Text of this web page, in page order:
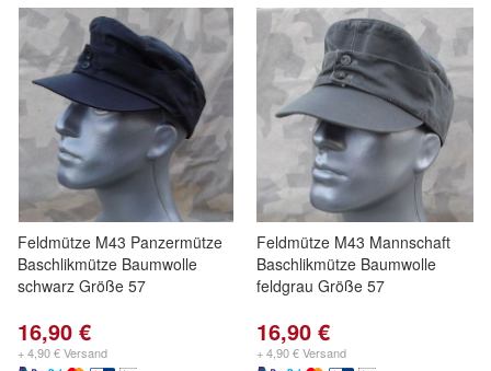
Feldmütze M43 Panzermütze
Baschlikmütze Baumwolle
schwarz Größe 57
16,90 €
+ 4,90 € Versand
Feldmütze M43 Mannschaft
Baschlikmütze Baumwolle
feldgrau Größe 57
16,90 €
+ 4,90 € Versand